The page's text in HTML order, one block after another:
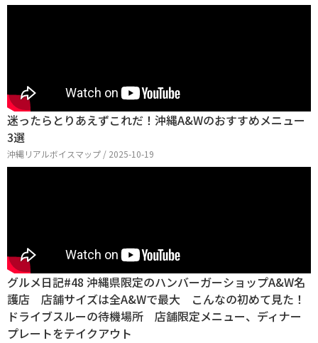
迷ったらとりあえずこれだ！沖縄A&Wのおすすめメニュー
3選
沖縄リアルボイスマップ / 2025-10-19
グルメ日記#48 沖縄県限定のハンバーガーショップA&W名
護店 店舗サイズは全A&Wで最大 こんなの初めて見た！
ドライブスルーの待機場所 店舗限定メニュー、ディナー
プレートをテイクアウト